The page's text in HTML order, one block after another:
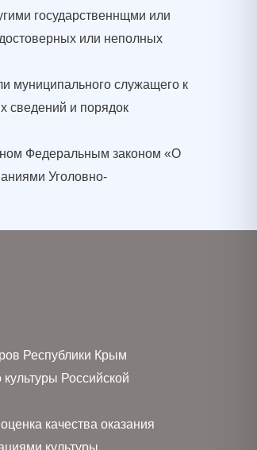
государственнщми или
или неполных
муниципального служащего к
сведений и порядок
Федеральным законом «О
Уголовно-
Республики Крым
Российской
качества оказания
культуры